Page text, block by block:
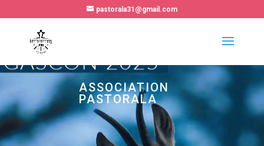
pastorala31@gmail.com
ASSOCIATION
PASTORALA